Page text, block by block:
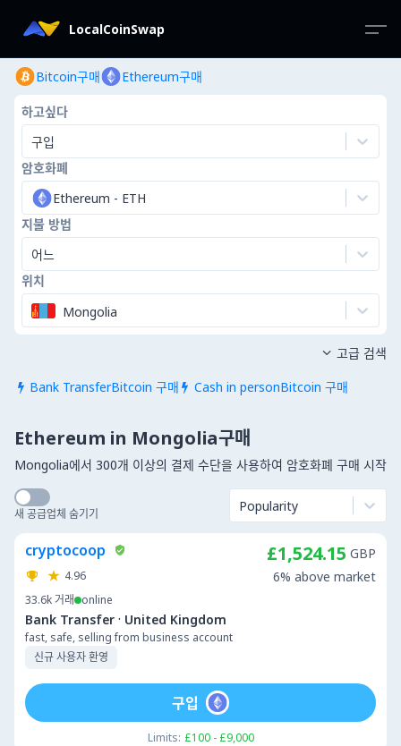
LocalCoinSwap
Bitcoin구매 Ethereum구매
하고싶다
구입
암호화폐
Ethereum - ETH
지불 방법
어느
위치
Mongolia
 Bank TransferBitcoin 구매  Cash in personBitcoin 구매
 고급 검색
Ethereum in Mongolia구매
Mongolia에서 300개 이상의 결제 수단을 사용하여 암호화폐 구매 시작
새 공급업체 숨기기 Popularity
cryptocoop
4.96
33.6k 거래 online
Bank Transfer · United Kingdom
fast, safe, selling from business account
신규 사용자 환영
£1,524.15 GBP
6% above market
Limits: £100 - £9,000
구입